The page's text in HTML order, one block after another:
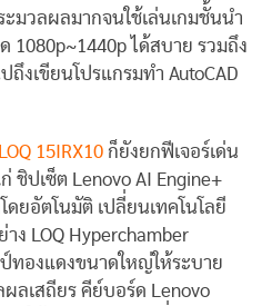
มวลผลมากจนใช้เล่นเกมชั้นนำ
1080p~1440p ได้สบาย รวมถึง
งเขียนโปรแกรมทำ AutoCAD
LOQ 15IRX10 ก็ยังยกฟีเจอร์เด่น
ชิปเซ็ต Lenovo AI Engine+
ดยอัตโนมัติ เปลี่ยนเทคโนโลยี
ง LOQ Hyperchamber
ทองแดงขนาดใหญ่ให้ระบาย
ลเสถียร คีย์บอร์ด Lenovo